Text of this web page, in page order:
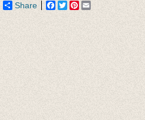
Share Facebook
TwitterPinterest